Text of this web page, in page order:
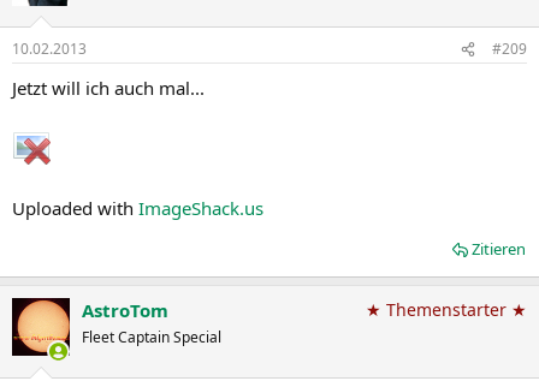
10.02.2013 #209
Jetzt will ich auch mal...
Uploaded with ImageShack.us
Zitieren
AstroTom
Fleet Captain Special
★ Themenstarter ★